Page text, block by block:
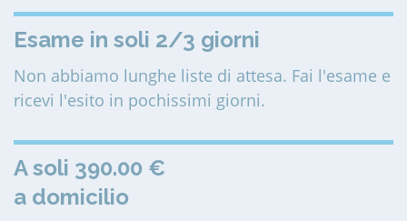
Esame in soli 2/3 giorni
Non abbiamo lunghe liste di attesa. Fai l'esame e
ricevi l'esito in pochissimi giorni.
A soli 390.00 €
a domicilio